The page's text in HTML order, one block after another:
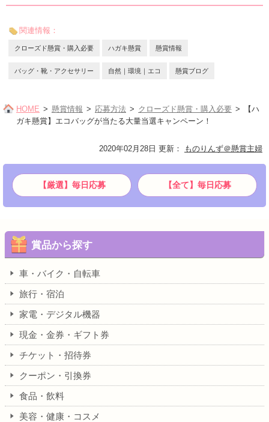
関連情報：
クローズド懸賞・購入必要 ハガキ懸賞 懸賞情報
バッグ・靴・アクセサリー 自然｜環境｜エコ 懸賞ブログ
HOME 懸賞情報 応募方法 クローズド懸賞・購入必要
【ハ
ガキ懸賞】エコバッグが当たる大量当選キャンペーン！
2020年02月28日 更新 ： ものりんず＠懸賞主婦
【厳選】毎日応募 【全て】毎日応募
賞品から探す
車・バイク・自転車
旅行・宿泊
家電・デジタル機器
現金・金券・ギフト券
チケット・招待券
クーポン・引換券
食品・飲料
美容・健康・コスメ